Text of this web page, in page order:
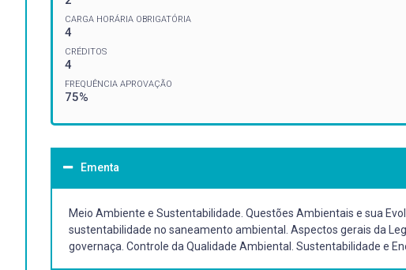
CARGA HORÁRIA OBRIGATÓRIA
4
CRÉDITOS
4
FREQUÊNCIA APROVAÇÃO
75%
Ementa
Meio Ambiente e Sustentabilidade. Questões Ambientais e sua
sustentabilidade no saneamento ambiental. Aspectos gerais da
governaça. Controle da Qualidade Ambiental. Sustentabilidade e